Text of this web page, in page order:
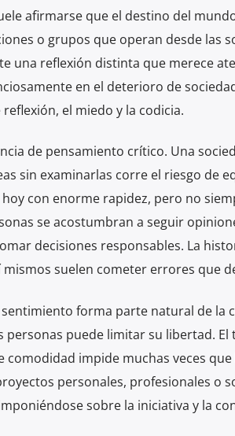
afirmarse que el destino del
o grupos que operan desde las
una reflexión distinta que merece
en el deterioro de
el miedo y la codicia.
de pensamiento crítico. Una
sin examinarlas corre el riesgo de
con enorme rapidez, pero no
se acostumbran a seguir
decisiones responsables. La
suelen cometer errores que
forma parte natural de la
puede limitar su libertad. El
comodidad impide muchas veces
personales, profesionales o
sobre la iniciativa y la